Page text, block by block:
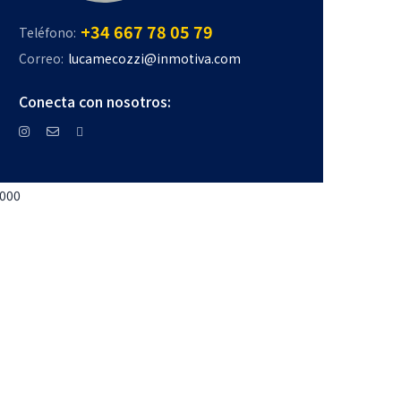
Teléfono: +34 667 78 05 79
Correo: lucamecozzi@inmotiva.com
Conecta con nosotros: